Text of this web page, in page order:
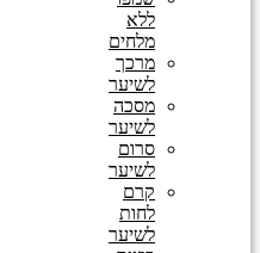
ללא
מלחים
מרכך
לשיער
מסכה
לשיער
סרום
לשיער
קרם
לחות
לשיער